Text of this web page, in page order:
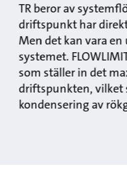
TR beror av
driftspunkt har
Men det kan vara
systemet.
som ställer in det
driftspunkten, vilket
kondensering av